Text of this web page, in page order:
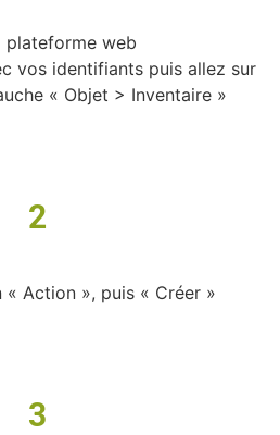
plateforme web
vos identifiants puis allez sur
« Objet > Inventaire »
2
Action », puis « Créer »
3